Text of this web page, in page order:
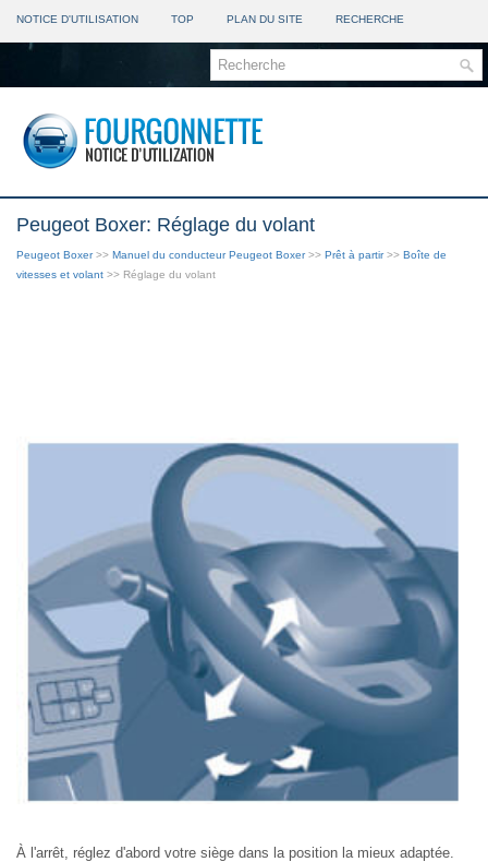
NOTICE D'UTILISATION TOP PLAN DU SITE RECHERCHE
Peugeot Boxer: Réglage du volant
Peugeot Boxer>> Manuel du conducteur Peugeot Boxer>> Prêt à partir>> Boîte de
vitesses et volant >> Réglage du volant
À l'arrêt, réglez d'abord votre siège dans la position la mieux adaptée.